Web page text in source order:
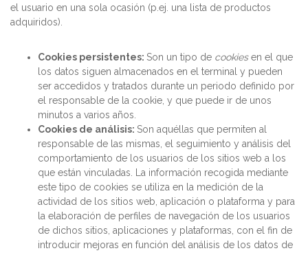
el usuario en una sola ocasión (p.ej. una lista de productos
adquiridos).
Cookies persistentes: Son un tipo de cookiesen el que
los datos siguen almacenados en el terminal y pueden
ser accedidos y tratados durante un periodo definido por
el responsable de la cookie, y que puede ir de unos
minutos a varios años.
Cookies de análisis: Son aquéllas que permiten al
responsable de las mismas, el seguimiento y análisis del
comportamiento de los usuarios de los sitios web a los
que están vinculadas. La información recogida mediante
este tipo de cookies se utiliza en la medición de la
actividad de los sitios web, aplicación o plataforma y para
la elaboración de perfiles de navegación de los usuarios
de dichos sitios, aplicaciones y plataformas, con el fin de
introducir mejoras en función del análisis de los datos de